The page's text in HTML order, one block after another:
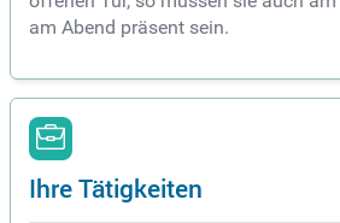
am Abend präsent sein.
Ihre Tätigkeiten